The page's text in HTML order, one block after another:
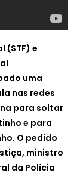
(STF) e
uma
nas redes
para soltar
e para
O pedido
ministro
da Polícia